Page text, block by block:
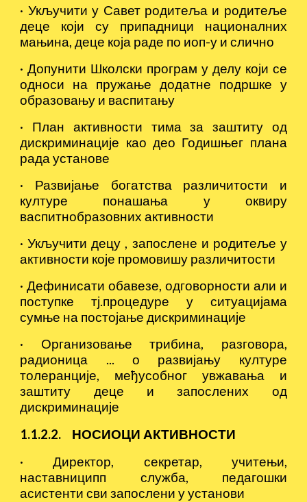
· Укључити у Савет родитеља и родитеље
деце који су припадници националних
мањина, деце која раде по иоп-у и слично
·Допунити Школски програм у делу који се
односи на пружање додатне подршке у
образовању и васпитању
· План активности тима за заштиту од
дискриминације као део Годишњег плана
рада установе
· Развијање богатства различитости и
културе понашања у оквиру
васпитнобразовних активности
·Укључити децу , запослене и родитеље у
активности које промовишу различитости
·Дефинисати обавезе, одговорности али и
поступке тј.процедуре у ситуацијама
сумње на постојање дискриминације
· Организовање трибина, разговора,
радионица ... о развијању културе
толеранције, међусобног увжавања и
заштиту деце и запослених од
дискриминације
1.1.2.2. НОСИОЦИ АКТИВНОСТИ
·Директор, секретар, учитењи,
наставниципп служба, педагошки
асистенти сви запослени у установи